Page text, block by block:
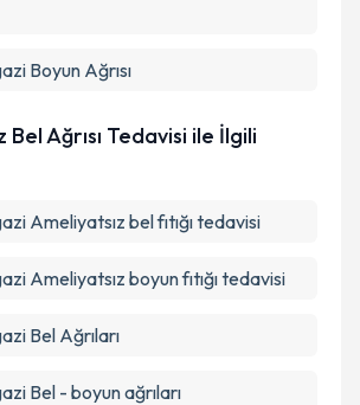
Boyun Ağrısı
Bel Ağrısı Tedavisi ile İlgili
Ameliyatsız bel fıtığı tedavisi
Ameliyatsız boyun fıtığı tedavisi
Bel Ağrıları
Bel - boyun ağrıları